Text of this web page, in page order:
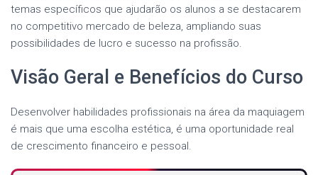
temas específicos que ajudarão os alunos a se destacarem
no competitivo mercado de beleza, ampliando suas
possibilidades de lucro e sucesso na profissão.
Visão Geral e Benefícios do Curso
Desenvolver habilidades profissionais na área da maquiagem
é mais que uma escolha estética, é uma oportunidade real
de crescimento financeiro e pessoal.